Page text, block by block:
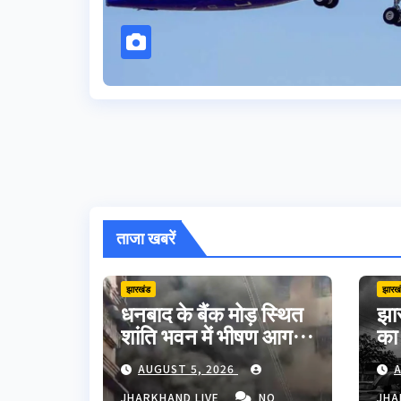
ताजा खबरें
झारखंड
धनबाद के बैंक मोड़ स्थित
शांति भवन में भीषण आग,
शॉर्ट सर्किट से मची अफरा-
तफरी; बड़ा हादसा टला
AUGUST 5, 2026
JHARKHAND LIVE
NO